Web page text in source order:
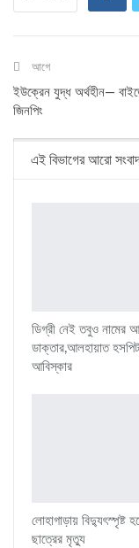
আগে
ইউক্রেন যুদ্ধ অর্থহীন—
জিনপিং
এই বিভাগের আরো
ডিগ্রী নেই তবুও নামের
ডাক্তার,আলহায়াত
আবিস্কার
লোহাগাড়ায় বিদ্যুৎস্পৃষ্ট
ছাত্রের মৃত্যু